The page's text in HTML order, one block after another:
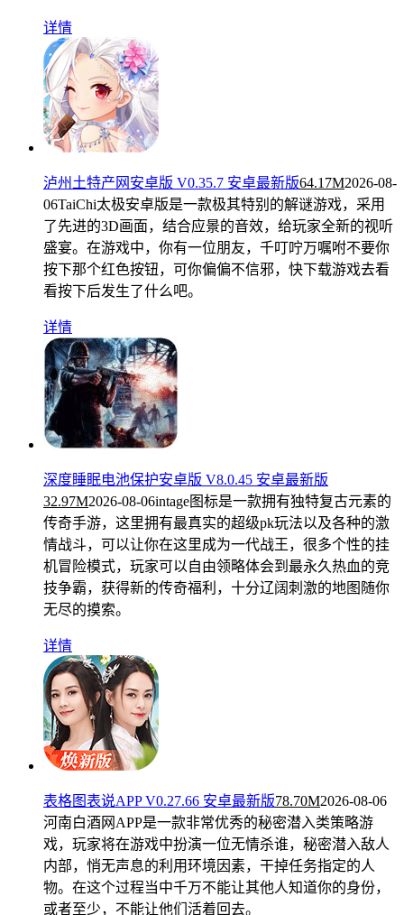
详情
泸州土特产网安卓版 V0.35.7 安卓最新版64.17M2026-08-
06TaiChi太极安卓版是一款极其特别的解谜游戏，采用
了先进的3D画面，结合应景的音效，给玩家全新的视听
盛宴。在游戏中，你有一位朋友，千叮咛万嘱咐不要你
按下那个红色按钮，可你偏偏不信邪，快下载游戏去看
看按下后发生了什么吧。
详情
深度睡眠电池保护安卓版 V8.0.45 安卓最新版
32.97M2026-08-06intage图标是一款拥有独特复古元素的
传奇手游，这里拥有最真实的超级pk玩法以及各种的激
情战斗，可以让你在这里成为一代战王，很多个性的挂
机冒险模式，玩家可以自由领略体会到最永久热血的竞
技争霸，获得新的传奇福利，十分辽阔刺激的地图随你
无尽的摸索。
详情
表格图表说APP V0.27.66 安卓最新版78.70M2026-08-06
河南白酒网APP是一款非常优秀的秘密潜入类策略游
戏，玩家将在游戏中扮演一位无情杀谁，秘密潜入敌人
内部，悄无声息的利用环境因素，干掉任务指定的人
物。在这个过程当中千万不能让其他人知道你的身份，
或者至少，不能让他们活着回去。